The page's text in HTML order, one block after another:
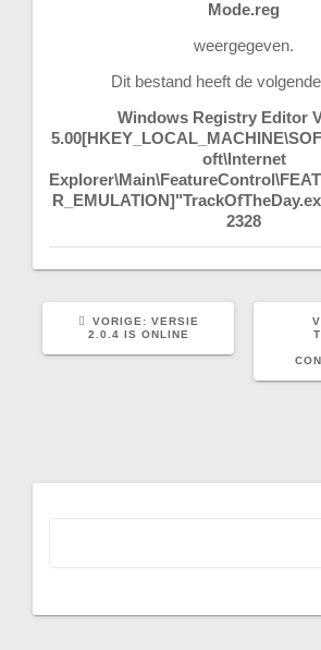
Mode.reg
weergegeven.
Dit bestand heeft de
Windows Registry Editor
oft\Internet
2328
VORIGE: VORIG
BERICHT:
VERSIE
2.0.4 IS ONLINE